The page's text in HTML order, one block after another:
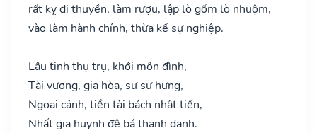
rất kỵ đi thuyền, làm rượu, lập lò gốm lò nhuộm,
vào làm hành chính, thừa kế sự nghiệp.
Lâu tinh thụ trụ, khởi môn đình,
Tài vượng, gia hòa, sự sự hưng,
Ngoại cảnh, tiền tài bách nhật tiến,
Nhất gia huynh đệ bá thanh danh.